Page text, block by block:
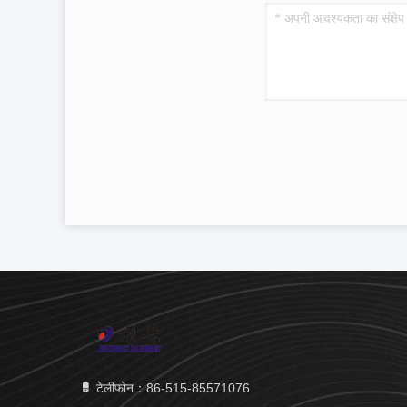
टेलीफोन：86-515-85571076